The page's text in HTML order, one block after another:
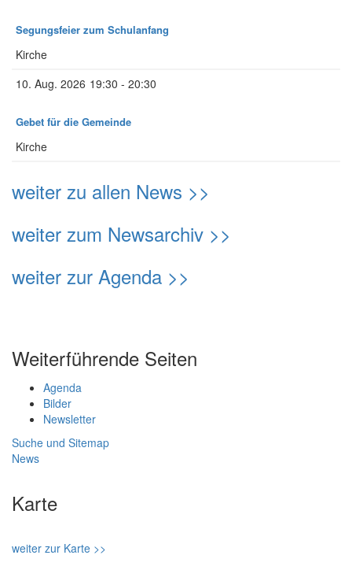
Segungsfeier zum Schulanfang
Kirche
10. Aug. 2026 19:30 - 20:30
Gebet für die Gemeinde
Kirche
weiter zu allen News >>
weiter zum Newsarchiv >>
weiter zur Agenda >>
Weiterführende Seiten
Agenda
Bilder
Newsletter
Suche und Sitemap
News
Karte
weiter zur Karte >>